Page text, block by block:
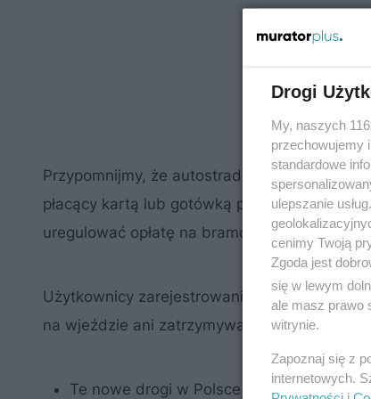
Przypomnijmy, że autostrada A1 była
płacący kartą lub gotówką przy bramkach
uregulować opłatę na bramce z inkasentem.
Użytkownicy zarejestrowani w systemie
na wjeździe ani zatrzymywać się podczas
Te nowe drogi w Polsce zostaną oddane
Drogi
My, naszych
przechowujemy
standardowe
ulepszanie
cenimy Twoją
Zgoda jest
się w lewym
ale masz prawo
witrynie.
Zapoznaj się z
internetowych.